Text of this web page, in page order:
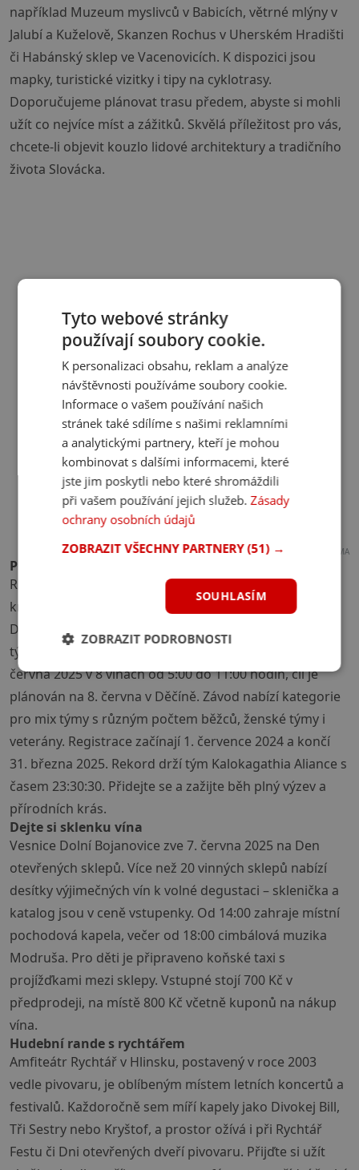
například Muzeum myslivců v Babicích, větrné mlýny v
Jalubí a Kuželově, Skanzen Rochus v Uherském Hradišti
či Habánský sklep ve Vacenovicích. K dispozici jsou
mapky, turistické vizitky i tipy na cyklotrasy.
Doporučujeme plánovat trasu předem, abyste si mohli
užít co nejvíce míst a zážitků. Skvělá příležitost pro vás,
chcete-li objevit kouzlo lidové architektury a tradičního
života Slovácka.
REKLAMA
Proběhejte víkend ve štafetě
Run Labe Run je náročný štafetový závod dlouhý 380
km vedoucí z malebného Špindlerova Mlýna až k
Děčínskému zámku. Trať je rozdělena do 36 úseků, a
tým může mít maximálně 12 členů. Start probíhá 7.
června 2025 v 8 vlnách od 5:00 do 11:00 hodin, cíl je
plánován na 8. června v Děčíně. Závod nabízí kategorie
pro mix týmy s různým počtem běžců, ženské týmy i
veterány. Registrace začínají 1. července 2024 a končí
31. března 2025. Rekord drží tým Kalokagathia Aliance s
časem 23:30:30. Přidejte se a zažijte běh plný výzev a
přírodních krás.
Dejte si sklenku vína
Vesnice Dolní Bojanovice zve 7. června 2025 na Den
otevřených sklepů. Více než 20 vinných sklepů nabízí
desítky výjimečných vín k volné degustaci – sklenička a
katalog jsou v ceně vstupenky. Od 14:00 zahraje místní
pochodová kapela, večer od 18:00 cimbálová muzika
Modruša. Pro děti je připraveno koňské taxi s
projížďkami mezi sklepy. Vstupné stojí 700 Kč v
předprodeji, na místě 800 Kč včetně kuponů na nákup
vína.
Hudební rande s rychtářem
Amfiteátr Rychtář v Hlinsku, postavený v roce 2003
vedle pivovaru, je oblíbeným místem letních koncertů a
festivalů. Každoročně sem míří kapely jako Divokej Bill,
Tři Sestry nebo Kryštof, a prostor ožívá i při Rychtář
Festu či Dni otevřených dveří pivovaru. Přijďte si užít
Tyto webové stránky
používají soubory cookie.
K personalizaci obsahu, reklam a analýze
návštěvnosti používáme soubory cookie.
Informace o vašem používání našich
stránek také sdílíme s našimi reklamními
a analytickými partnery, kteří je mohou
kombinovat s dalšími informacemi, které
jste jim poskytli nebo které shromáždili
při vašem používání jejich služeb.Zásady
ochrany osobních údajů
ZOBRAZIT VŠECHNY PARTNERY(51) →
SOUHLASÍM
ZOBRAZIT PODROBNOSTI